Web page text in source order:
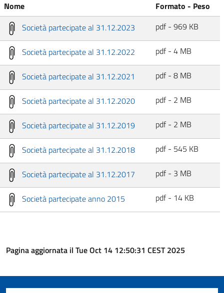
Nome
Formato - Peso
Società partecipate al 31.12.2023
pdf - 969 KB
Società partecipate al 31.12.2022 pdf - 4 MB
Società partecipate al 31.12.2021 pdf - 8 MB
Società partecipate al 31.12.2020 pdf - 2 MB
Società partecipate al 31.12.2019 pdf - 2 MB
Società partecipate al 31.12.2018 pdf - 545 KB
Società partecipate al 31.12.2017 pdf - 3 MB
Società partecipate anno 2015 pdf - 14 KB
Pagina aggiornata il Tue Oct 14 12:50:31 CEST 2025